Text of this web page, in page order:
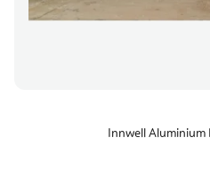
Innwell